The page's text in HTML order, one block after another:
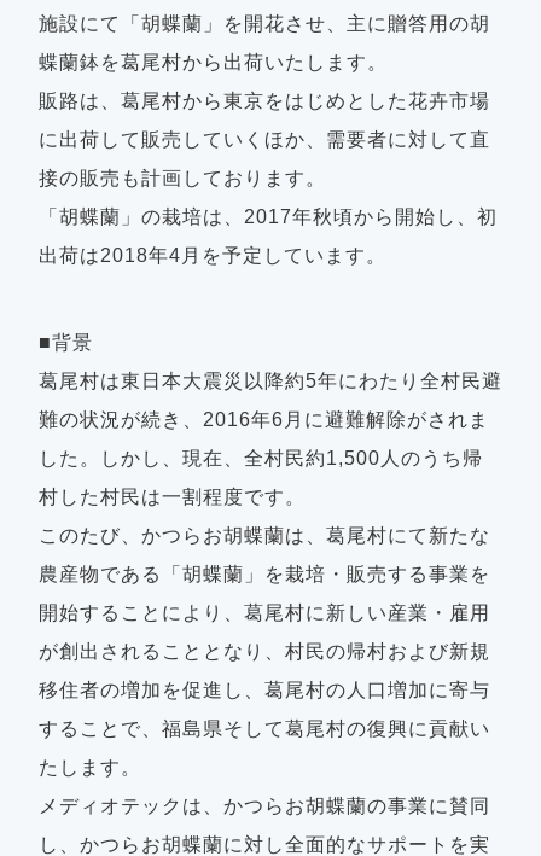
施設にて「胡蝶蘭」を開花させ、主に贈答用の胡
蝶蘭鉢を葛尾村から出荷いたします。
販路は、葛尾村から東京をはじめとした花卉市場
に出荷して販売していくほか、需要者に対して直
接の販売も計画しております。
「胡蝶蘭」の栽培は、2017年秋頃から開始し、初
出荷は2018年4月を予定しています。
■背景
葛尾村は東日本大震災以降約5年にわたり全村民避
難の状況が続き、2016年6月に避難解除がされま
した。しかし、現在、全村民約1,500人のうち帰
村した村民は一割程度です。
このたび、かつらお胡蝶蘭は、葛尾村にて新たな
農産物である「胡蝶蘭」を栽培・販売する事業を
開始することにより、葛尾村に新しい産業・雇用
が創出されることとなり、村民の帰村および新規
移住者の増加を促進し、葛尾村の人口増加に寄与
することで、福島県そして葛尾村の復興に貢献い
たします。
メディオテックは、かつらお胡蝶蘭の事業に賛同
し、かつらお胡蝶蘭に対し全面的なサポートを実